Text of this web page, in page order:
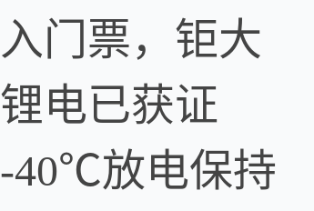
入门票，钜大
锂电已获证
-40℃放电保持